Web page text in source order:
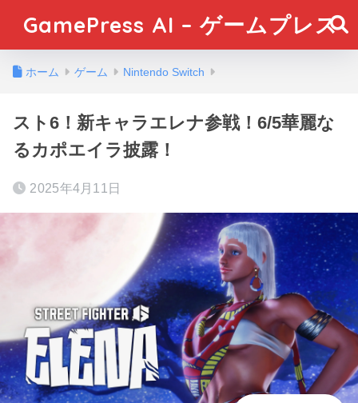
GamePress AI – ゲームプレス
ホーム ゲーム Nintendo Switch
スト6！新キャラエレナ参戦！6/5華麗な
るカポエイラ披露！
2025年4月11日